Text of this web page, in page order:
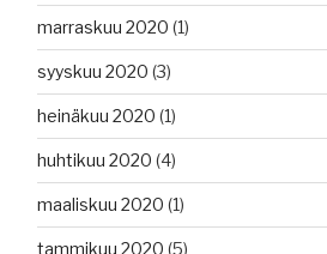
marraskuu 2020 (1)
syyskuu 2020 (3)
heinäkuu 2020 (1)
huhtikuu 2020 (4)
maaliskuu 2020 (1)
tammikuu 2020 (5)